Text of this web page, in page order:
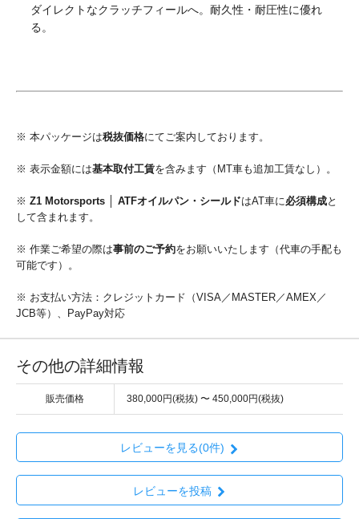
ダイレクトなクラッチフィールへ。耐久性・耐圧性に優れ
る。
※ 本パッケージは税抜価格にてご案内しております。
※ 表示金額には基本取付工賃を含みます（MT車も追加工賃なし）。
※ Z1 Motorsports │ ATFオイルパン・シールドはAT車に必須構成と
して含まれます。
※ 作業ご希望の際は事前のご予約をお願いいたします（代車の手配も
可能です）。
※ お支払い方法：クレジットカード（VISA／MASTER／AMEX／
JCB等）、PayPay対応
その他の詳細情報
販売価格 380,000円(税抜) 〜 450,000円(税抜)
レビューを見る(0件)
レビューを投稿